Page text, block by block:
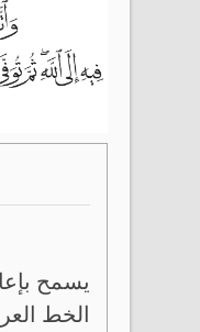
يسمح
الخط